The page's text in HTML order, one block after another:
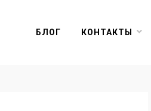
БЛОГ КОНТАКТЫ